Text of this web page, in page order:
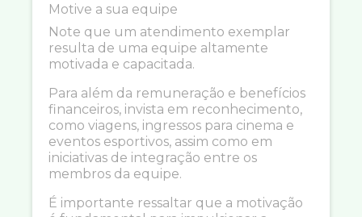
Motive a sua equipe
Note que um atendimento exemplar
resulta de uma equipe altamente
motivada e capacitada.
Para além da remuneração e benefícios
financeiros, invista em reconhecimento,
como viagens, ingressos para cinema e
eventos esportivos, assim como em
iniciativas de integração entre os
membros da equipe.
É importante ressaltar que a motivação